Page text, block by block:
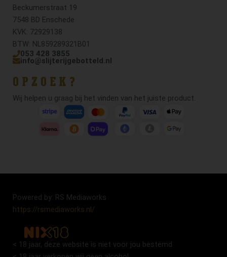
Beckumerstraat 19
7548 BD Enschede
KVK: 72929138
BTW: NL859289321B01
053 428 3855
info@slijterijgebotteld.nl
OPZOEK?
Wij helpen u graag bij het vinden van het juiste product.
Powered by: RS Mediaworks
https://rsmediaworks.nl/
< 18 jaar, deze website is niet voor jou bestemd